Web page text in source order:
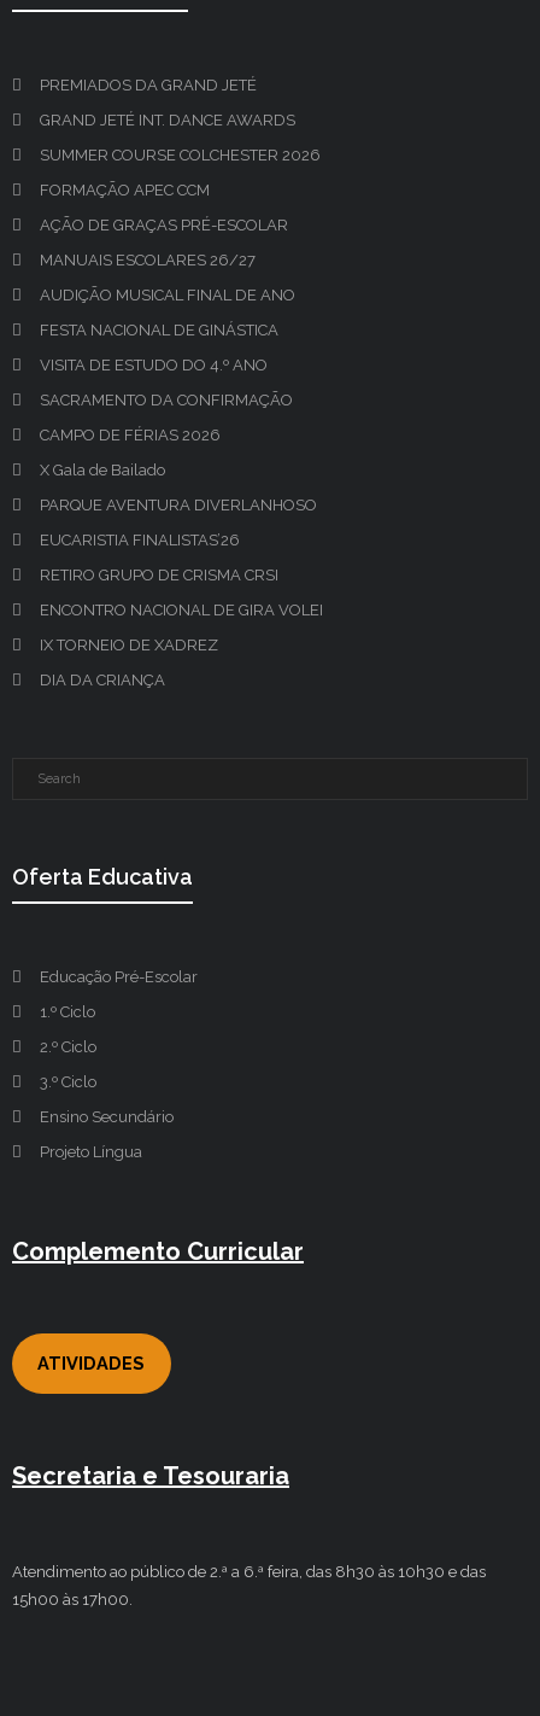
PREMIADOS DA GRAND JETÉ
GRAND JETÉ INT. DANCE AWARDS
SUMMER COURSE COLCHESTER 2026
FORMAÇÃO APEC CCM
AÇÃO DE GRAÇAS PRÉ-ESCOLAR
MANUAIS ESCOLARES 26/27
AUDIÇÃO MUSICAL FINAL DE ANO
FESTA NACIONAL DE GINÁSTICA
VISITA DE ESTUDO DO 4.º ANO
SACRAMENTO DA CONFIRMAÇÃO
CAMPO DE FÉRIAS 2026
X Gala de Bailado
PARQUE AVENTURA DIVERLANHOSO
EUCARISTIA FINALISTAS’26
RETIRO GRUPO DE CRISMA CRSI
ENCONTRO NACIONAL DE GIRA VOLEI
IX TORNEIO DE XADREZ
DIA DA CRIANÇA
Oferta Educativa
Educação Pré-Escolar
1.º Ciclo
2.º Ciclo
3.º Ciclo
Ensino Secundário
Projeto Língua
Complemento Curricular
ATIVIDADES
Secretaria e Tesouraria
Atendimento ao público de 2.ª a 6.ª feira, das 8h30 às 10h30 e das
15h00 às 17h00.